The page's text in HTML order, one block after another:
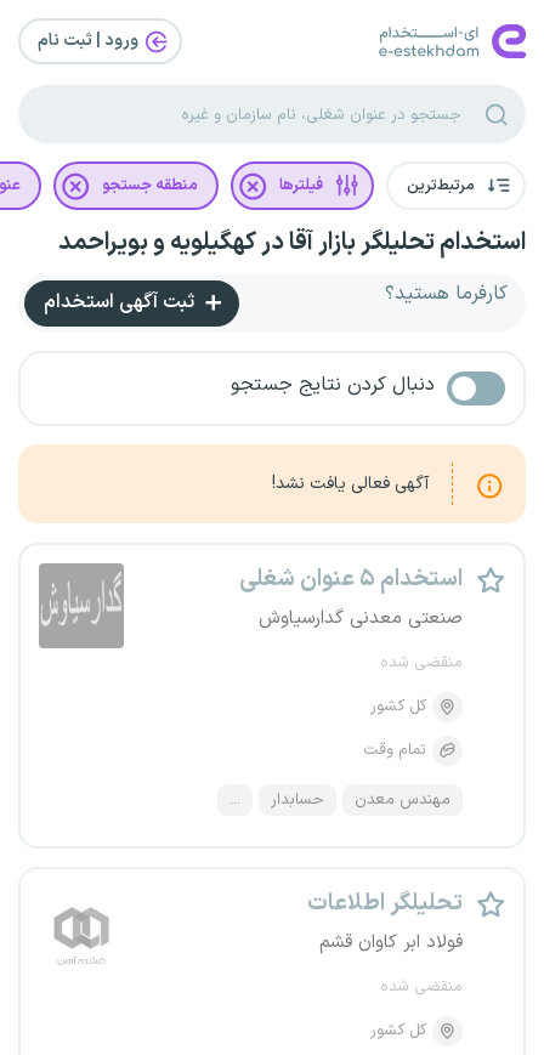
ورود | ثبت‌ نام
مرتبط‌ترین فیلترها منطقه جستجو
استخدام تحلیلگر بازار آقا در کهگیلویه و بویراحمد
کارفرما هستید؟ ثبت آگهی استخدام
دنبال کردن نتایج جستجو
آگهی فعالی یافت نشد!
استخدام ۵ عنوان شغلی
صنعتی معدنی گدارسیاوش
منقضی شده
کل کشور
تمام وقت
مهندس معدن حسابدار ...
تحلیلگر اطلاعات
فولاد ابر کاوان قشم
منقضی شده
کل کشور